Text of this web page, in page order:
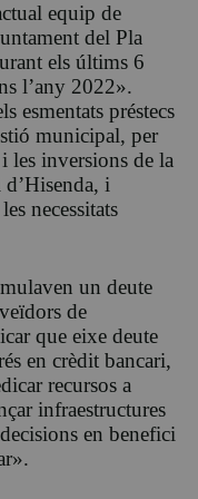
equip de
del Pla
els últims 6
l’any 2022».
esmentats préstecs
municipal, per
les inversions de la
i
necessitats
un deute
de
que eixe deute
en crèdit bancari,
recursos a
infraestructures
en benefici